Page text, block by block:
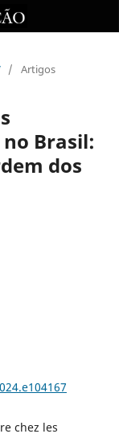
/ Artigos
Brasil:
dos
chez les